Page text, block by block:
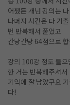
어쨌든 개념 강의는
나머지 시간은 다 기
번 반복해서 풀었고
간당간당 64점으로
강의 100강 정도 들
한 거는 반복해주셔서
기억에 잘 남았구요
다!